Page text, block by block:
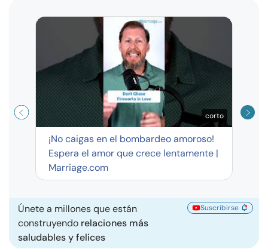
corto
¡No caigas en el bombardeo amoroso!
Espera el amor que crece lentamente |
Marriage.com
Únete a millones que están
construyendo relaciones más
saludables y felices
Suscribirse